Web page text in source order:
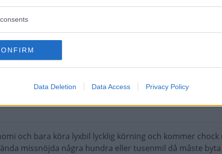
Data Deletion Data Access Privacy Policy
massa olika bilar. Men du verkar köpa vad journalisters
med den färg som säljer mest.
gillar.
och bara köra lyxbil lycklig körning och kommer chock
missnöjda några hundra eller tusenmil då måste